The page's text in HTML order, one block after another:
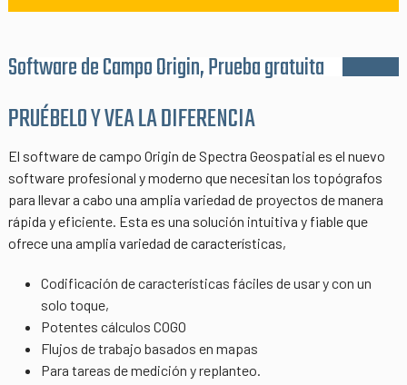
Software de Campo Origin, Prueba gratuita
PRUÉBELO Y VEA LA DIFERENCIA
El software de campo Origin de Spectra Geospatial es el nuevo
software profesional y moderno que necesitan los topógrafos
para llevar a cabo una amplia variedad de proyectos de manera
rápida y eficiente. Esta es una solución intuitiva y fiable que
ofrece una amplia variedad de características,
Codificación de características fáciles de usar y con un
solo toque,
Potentes cálculos COGO
Flujos de trabajo basados en mapas
Para tareas de medición y replanteo.